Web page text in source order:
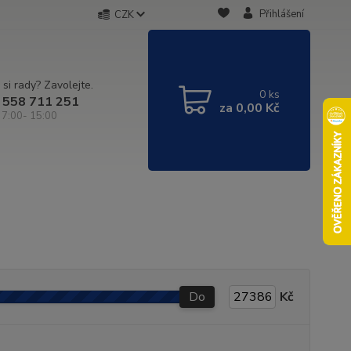
CZK Přihlášení
rady? Zavolejte.
711 251
7:00- 15:00
0 ks
za 0,00 Kč
Do Kč